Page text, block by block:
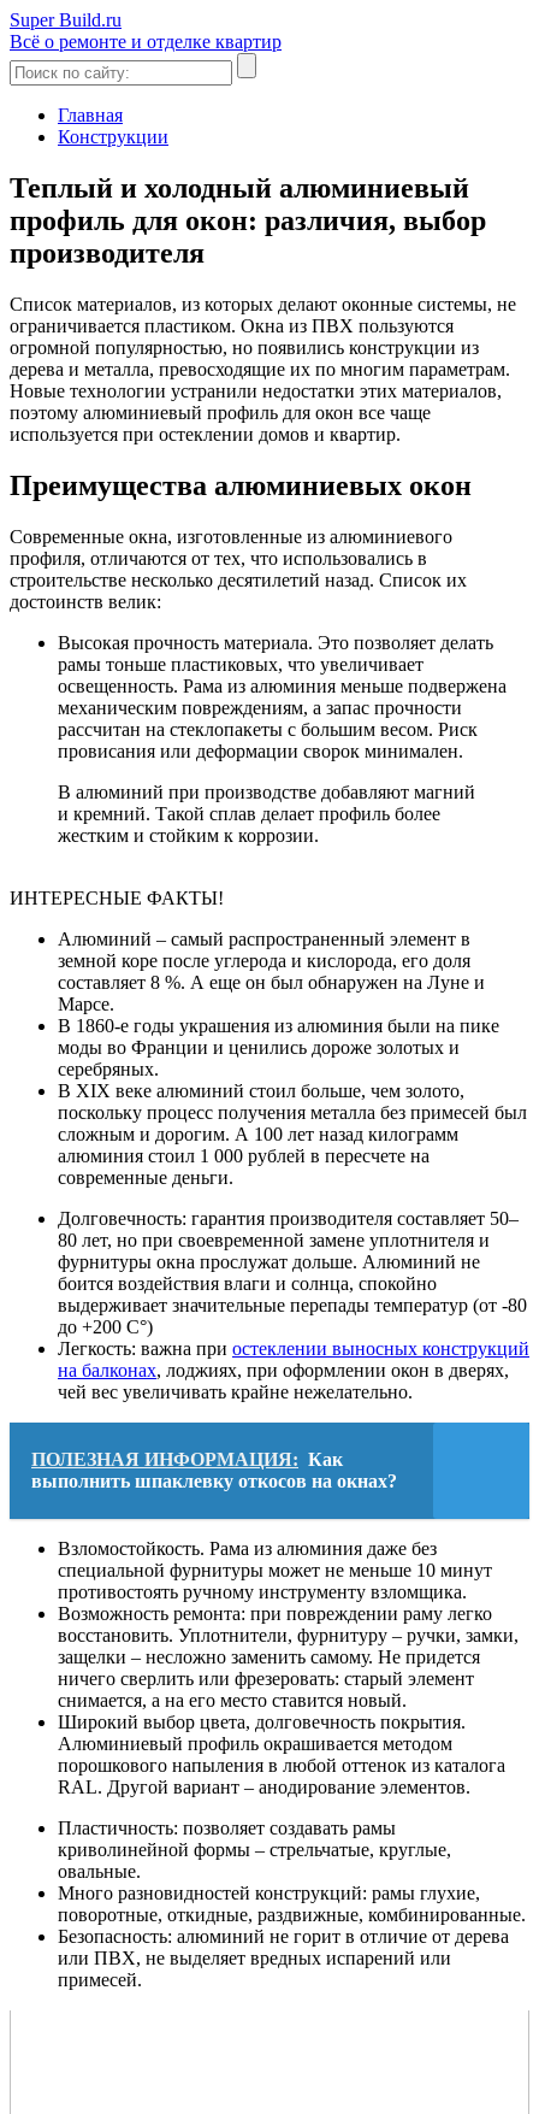
Super Build.ru
Всё о ремонте и отделке квартир
Главная
Конструкции
Теплый и холодный алюминиевый
профиль для окон: различия, выбор
производителя
Список материалов, из которых делают оконные системы, не
ограничивается пластиком. Окна из ПВХ пользуются
огромной популярностью, но появились конструкции из
дерева и металла, превосходящие их по многим параметрам.
Новые технологии устранили недостатки этих материалов,
поэтому алюминиевый профиль для окон все чаще
используется при остеклении домов и квартир.
Преимущества алюминиевых окон
Современные окна, изготовленные из алюминиевого
профиля, отличаются от тех, что использовались в
строительстве несколько десятилетий назад. Список их
достоинств велик:
Высокая прочность материала. Это позволяет делать
рамы тоньше пластиковых, что увеличивает
освещенность. Рама из алюминия меньше подвержена
механическим повреждениям, а запас прочности
рассчитан на стеклопакеты с большим весом. Риск
провисания или деформации сворок минимален.
В алюминий при производстве добавляют магний
и кремний. Такой сплав делает профиль более
жестким и стойким к коррозии.
ИНТЕРЕСНЫЕ ФАКТЫ!
Алюминий – самый распространенный элемент в
земной коре после углерода и кислорода, его доля
составляет 8 %. А еще он был обнаружен на Луне и
Марсе.
В 1860-е годы украшения из алюминия были на пике
моды во Франции и ценились дороже золотых и
серебряных.
В XIX веке алюминий стоил больше, чем золото,
поскольку процесс получения металла без примесей был
сложным и дорогим. А 100 лет назад килограмм
алюминия стоил 1 000 рублей в пересчете на
современные деньги.
Долговечность: гарантия производителя составляет 50–
80 лет, но при своевременной замене уплотнителя и
фурнитуры окна прослужат дольше. Алюминий не
боится воздействия влаги и солнца, спокойно
выдерживает значительные перепады температур (от -80
до +200 C°)
Легкость: важна при остеклении выносных конструкций
на балконах, лоджиях, при оформлении окон в дверях,
чей вес увеличивать крайне нежелательно.
ПОЛЕЗНАЯ ИНФОРМАЦИЯ: Как
выполнить шпаклевку откосов на окнах?
Взломостойкость. Рама из алюминия даже без
специальной фурнитуры может не меньше 10 минут
противостоять ручному инструменту взломщика.
Возможность ремонта: при повреждении раму легко
восстановить. Уплотнители, фурнитуру – ручки, замки,
защелки – несложно заменить самому. Не придется
ничего сверлить или фрезеровать: старый элемент
снимается, а на его место ставится новый.
Широкий выбор цвета, долговечность покрытия.
Алюминиевый профиль окрашивается методом
порошкового напыления в любой оттенок из каталога
RAL. Другой вариант – анодирование элементов.
Пластичность: позволяет создавать рамы
криволинейной формы – стрельчатые, круглые,
овальные.
Много разновидностей конструкций: рамы глухие,
поворотные, откидные, раздвижные, комбинированные.
Безопасность: алюминий не горит в отличие от дерева
или ПВХ, не выделяет вредных испарений или
примесей.